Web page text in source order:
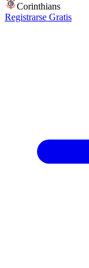
Corinthians
Registrarse Gratis